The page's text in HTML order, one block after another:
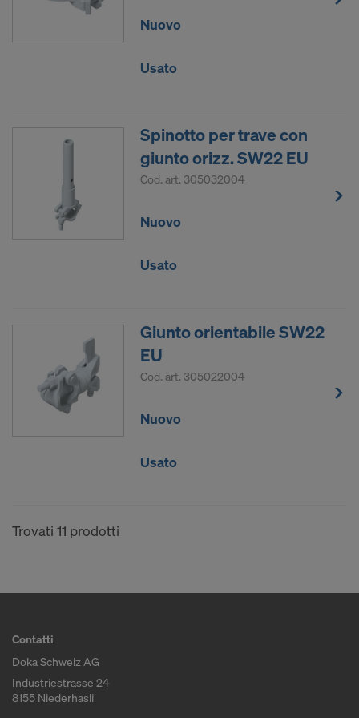
Nuovo
Usato
Spinotto per trave con
giunto orizz. SW22 EU
Cod. art. 305032004
Nuovo
Usato
Giunto orientabile SW22
EU
Cod. art. 305022004
Nuovo
Usato
Trovati 11 prodotti
Contatti
Doka Schweiz AG
Industriestrasse 24
8155 Niederhasli